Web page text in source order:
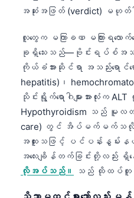
အဆုံးအဖြတ် (verdict) မဟုတ်
လူတွေက မကြာခဏ မကြားရလေ
ခုရှိသေးသည်—ဗိုင်းရပ်စ်အသည်
ကိုယ်ခံအားဆိုင်ရာ အသည်းရောင်ရေ
hepatitis)၊
သိုင်းရွိုက်ရောဂါများအားလုံး
Hypothyroidism သည် မူလတ
care) တွင် အိပ်မက်မက်သလို အက
အထူးသဖြင့် ပင်ပန်းနွမ်
အလေးချိန်တက်ခြင်းတို့လည်း
လိုအပ်သည်။
သည် ထိုထပ်တူ